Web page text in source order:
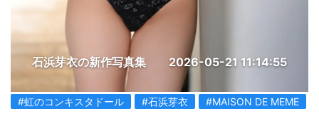
石浜芽衣の新作写真集 2026-05-21 11:14:55
#虹のコンキスタドール #石浜芽衣 #MAISON DE MEME